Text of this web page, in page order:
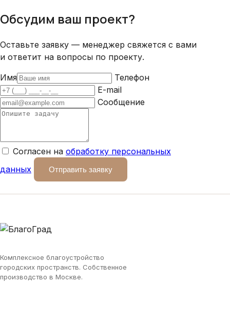
Обсудим ваш проект?
Оставьте заявку — менеджер свяжется с вами
и ответит на вопросы по проекту.
Имя
Телефон
E-mail
Сообщение
Согласен на обработку персональных
данных
Отправить заявку
Комплексное благоустройство
городских пространств. Собственное
производство в Москве.